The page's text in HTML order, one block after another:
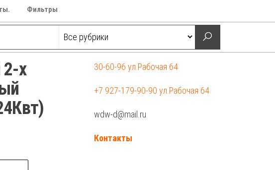
Фильтры
2-х
30-60-96 ул.Рабочая 64
+7 927-179-90-90 ул.Рабочая 64
wdw-d@mail.ru
Контакты